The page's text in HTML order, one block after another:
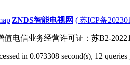
|ZNDS智能电视网 ( 苏ICP备
值电信业务经营许可证：苏B2-
in 0.073308 second(s), 12 queries